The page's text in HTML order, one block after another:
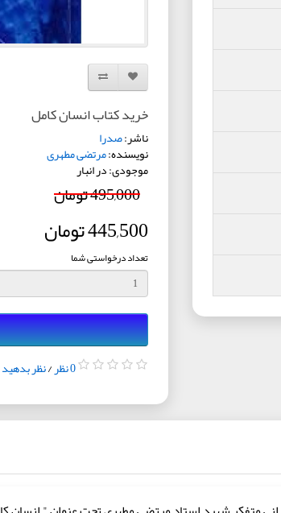
افزودن به لیست دلخواه
مقایسه این محصول
خرید کتاب انسان کامل
ناشر:صدرا
نویسنده:مرتضی مطهری
موجودی: در انبار
495,000 تومان
445,500 تومان
تعداد درخواستی شما
0 نظر /نظر بدهید